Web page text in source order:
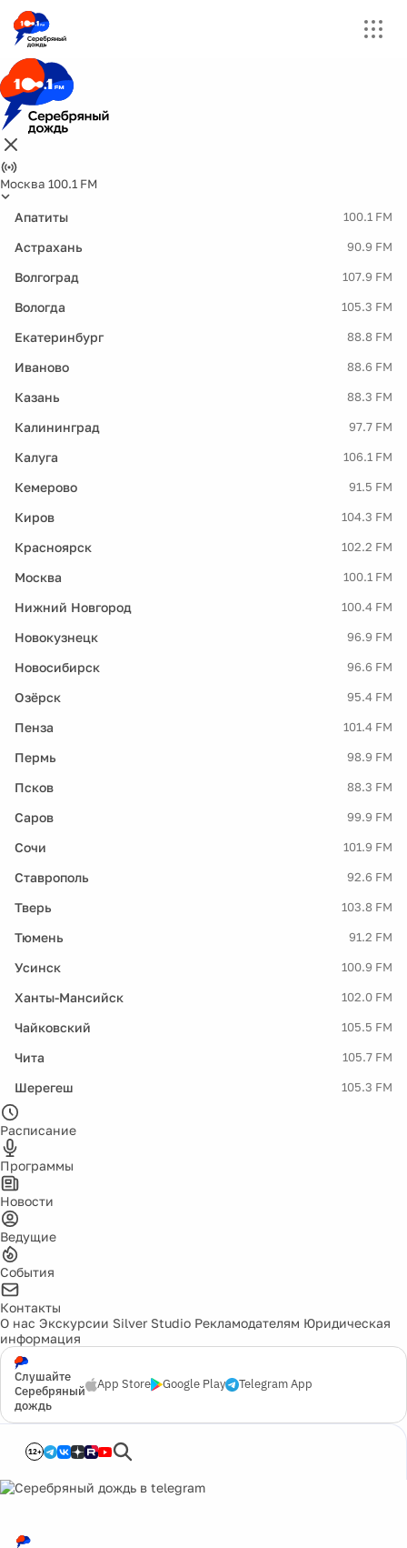
Москва 100.1 FM
Апатиты 100.1 FM
Астрахань 90.9 FM
Волгоград 107.9 FM
Вологда 105.3 FM
Екатеринбург 88.8 FM
Иваново 88.6 FM
Казань 88.3 FM
Калининград 97.7 FM
Калуга 106.1 FM
Кемерово 91.5 FM
Киров 104.3 FM
Красноярск 102.2 FM
Москва 100.1 FM
Нижний Новгород 100.4 FM
Новокузнецк 96.9 FM
Новосибирск 96.6 FM
Озёрск 95.4 FM
Пенза 101.4 FM
Пермь 98.9 FM
Псков 88.3 FM
Саров 99.9 FM
Сочи 101.9 FM
Ставрополь 92.6 FM
Тверь 103.8 FM
Тюмень 91.2 FM
Усинск 100.9 FM
Ханты-Мансийск 102.0 FM
Чайковский 105.5 FM
Чита 105.7 FM
Шерегеш 105.3 FM
Расписание
Программы
Новости
Ведущие
События
Контакты
О нас Экскурсии Silver Studio Рекламодателям Юридическая
информация
Слушайте
Серебряный
дождь
App Store Google Play Telegram App
12+